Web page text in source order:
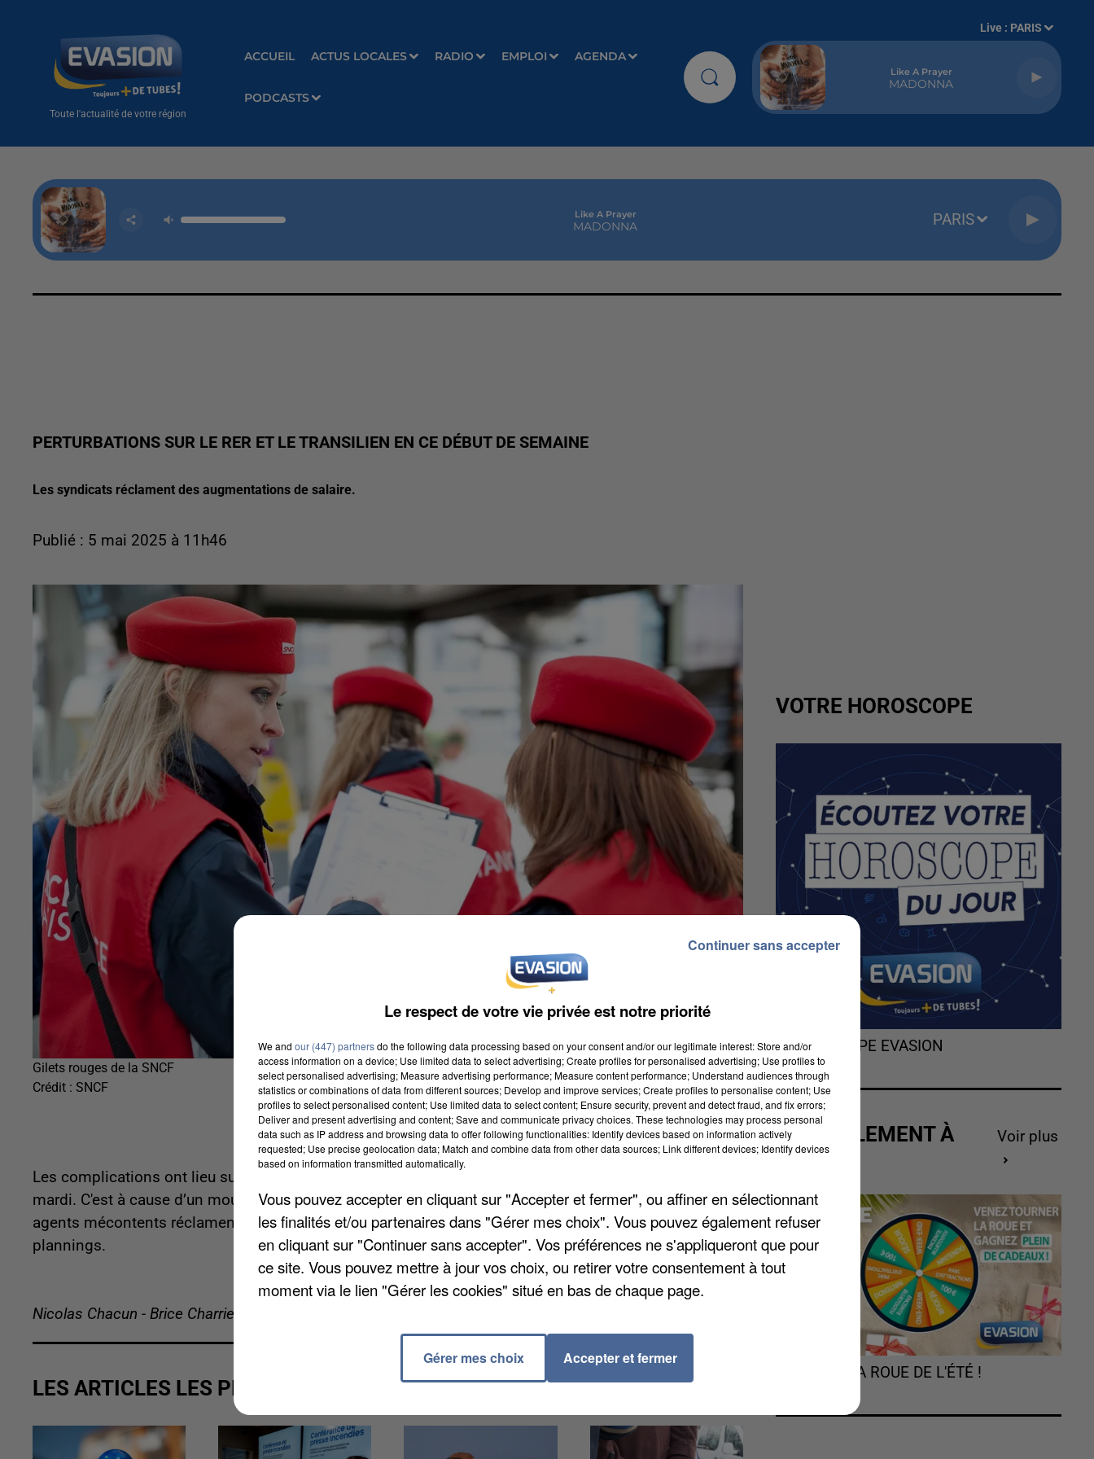
Toute l'actualité de votre région
ACCUEIL ACTUS LOCALES RADIO EMPLOI AGENDA
PODCASTS
Live : PARIS
Like A Prayer
MADONNA
Like A Prayer
MADONNA PARIS
PERTURBATIONS SUR LE RER ET LE TRANSILIEN EN CE DÉBUT DE SEMAINE
Les syndicats réclament des augmentations de salaire.
Publié : 5 mai 2025 à 11h46
Gilets rouges de la SNCF
Crédit : SNCF
Les complications ont lieu sur les lignes B, C, E et V dès aujourd’hui ainsi que la D, à partir de demain
mardi. C'est à cause d’un mouvement de grève à la SNCF. Mené par les syndicats CGT et Sud Rail, les
agents mécontents réclament une augmentation des salaires ainsi qu’une meilleure anticipation des
plannings.
Nicolas Chacun - Brice Charrier
LES ARTICLES LES PLUS VUS
VOTRE HOROSCOPE
L'HOROSCOPE EVASION
ACTUELLEMENT À
GAGNER
Voir plus
TOURNEZ LA ROUE DE L'ÉTÉ !
Le respect de votre vie privée est notre priorité
We and our (447) partnersdo the following data processing based on your consent and/or our legitimate interest: Store and/or
access information on a device; Use limited data to select advertising; Create profiles for personalised advertising; Use profiles to
select personalised advertising; Measure advertising performance; Measure content performance; Understand audiences through
statistics or combinations of data from different sources; Develop and improve services; Create profiles to personalise content; Use
profiles to select personalised content; Use limited data to select content; Ensure security, prevent and detect fraud, and fix errors;
Deliver and present advertising and content; Save and communicate privacy choices. These technologies may process personal
data such as IP address and browsing data to offer following functionalities: Identify devices based on information actively
requested; Use precise geolocation data; Match and combine data from other data sources; Link different devices; Identify devices
based on information transmitted automatically.
Vous pouvez accepter en cliquant sur "Accepter et fermer", ou affiner en sélectionnant
les finalités et/ou partenaires dans "Gérer mes choix". Vous pouvez également refuser
en cliquant sur "Continuer sans accepter". Vos préférences ne s'appliqueront que pour
ce site. Vous pouvez mettre à jour vos choix, ou retirer votre consentement à tout
moment via le lien "Gérer les cookies" situé en bas de chaque page.
Gérer mes choix Accepter et fermer
Continuer sans accepter